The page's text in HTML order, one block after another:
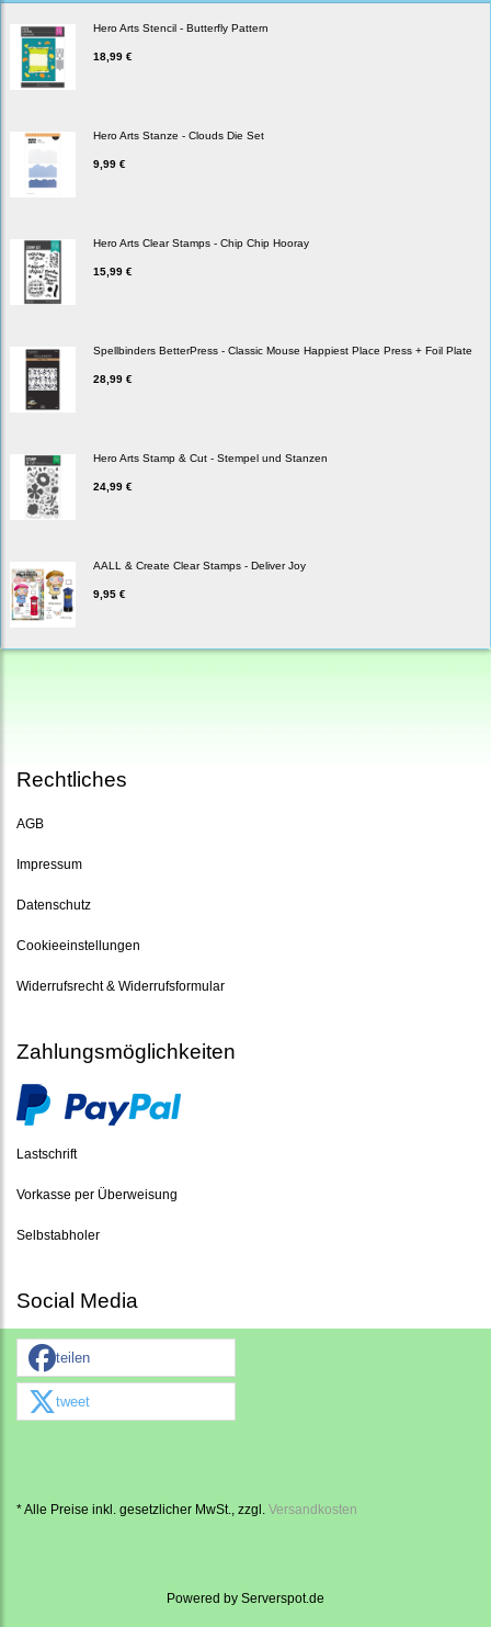
Hero Arts Stencil - Butterfly Pattern
18,99 €
Hero Arts Stanze - Clouds Die Set
9,99 €
Hero Arts Clear Stamps - Chip Chip Hooray
15,99 €
Spellbinders BetterPress - Classic Mouse Happiest Place Press + Foil Plate
28,99 €
Hero Arts Stamp & Cut - Stempel und Stanzen
24,99 €
AALL & Create Clear Stamps - Deliver Joy
9,95 €
Rechtliches
AGB
Impressum
Datenschutz
Cookieeinstellungen
Widerrufsrecht & Widerrufsformular
Zahlungsmöglichkeiten
Lastschrift
Vorkasse per Überweisung
Selbstabholer
Social Media
teilen
tweet
* Alle Preise inkl. gesetzlicher MwSt., zzgl. Versandkosten
Powered by Serverspot.de